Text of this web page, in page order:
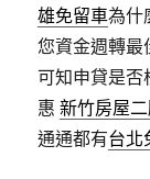
雄免留車為什
您資金週轉最
可知申貸是否
惠新竹房屋
通通都有台北